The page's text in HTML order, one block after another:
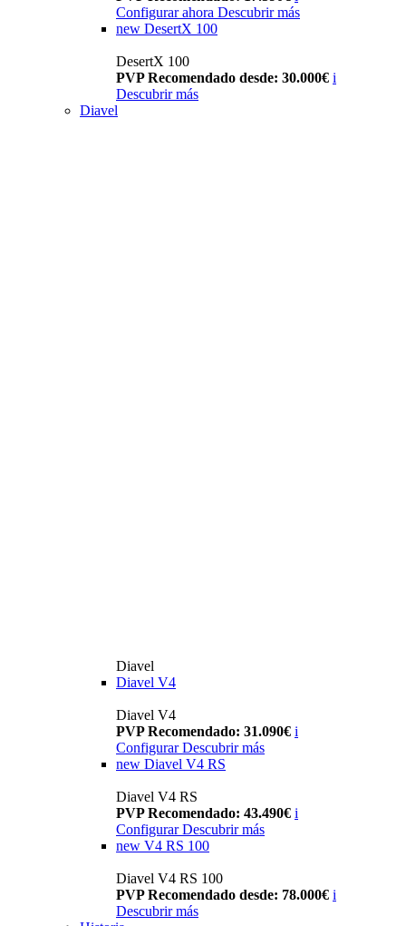
Configurar ahora Descubrir más
new DesertX 100
DesertX 100
PVP Recomendado desde: 30.000€ i
Descubrir más
Diavel
Diavel
Diavel V4
Diavel V4
PVP Recomendado: 31.090€ i
Configurar Descubrir más
new Diavel V4 RS
Diavel V4 RS
PVP Recomendado: 43.490€ i
Configurar Descubrir más
new V4 RS 100
Diavel V4 RS 100
PVP Recomendado desde: 78.000€ i
Descubrir más